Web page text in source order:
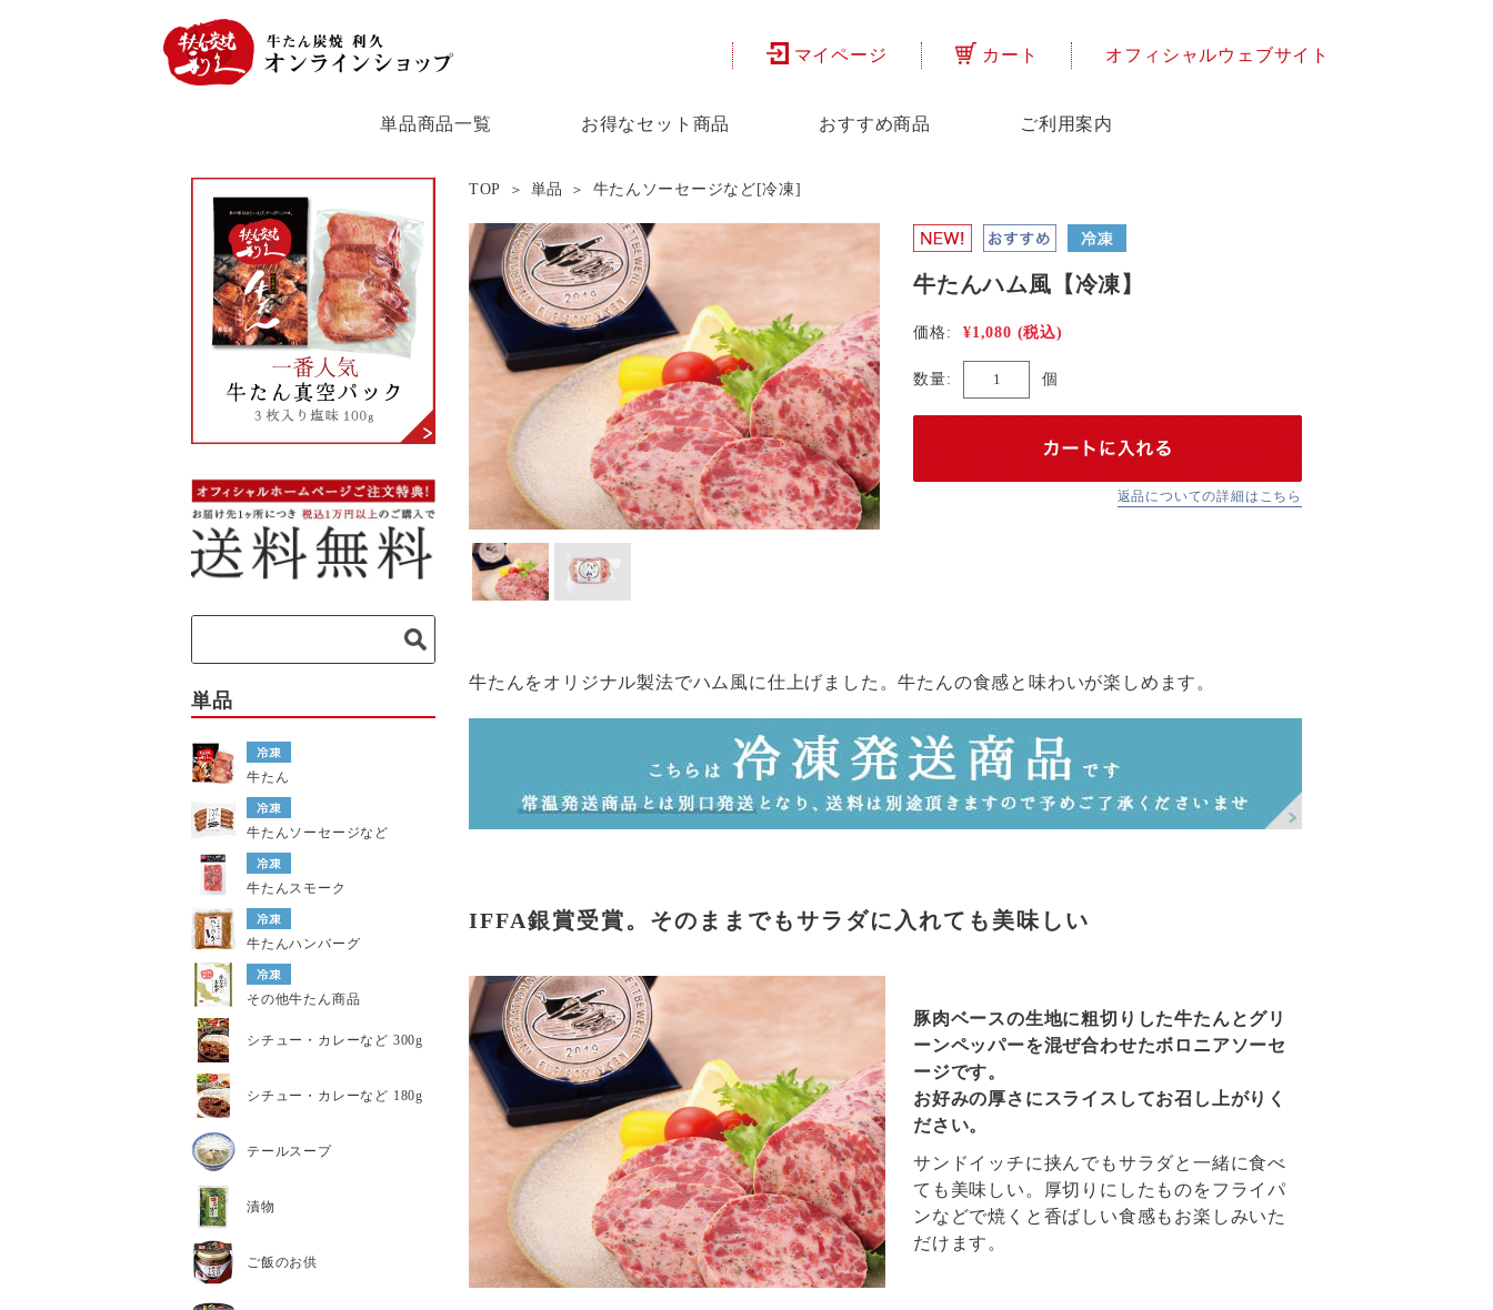
マイページ カート オフィシャルウェブサイト
単品商品一覧 お得なセット商品 おすすめ商品 ご利用案内
TOP 単品 牛たんソーセージなど[冷凍]
牛たんハム風【冷凍】
価格: ¥1,080 (税込)
数量: 個
返品についての詳細はこちら
牛たんをオリジナル製法でハム風に仕上げました。牛たんの食感と味わいが楽しめます。
IFFA銀賞受賞。そのままでもサラダに入れても美味しい
豚肉ベースの生地に粗切りした牛たんとグリ
ーンペッパーを混ぜ合わせたボロニアソーセ
ージです。
お好みの厚さにスライスしてお召し上がりく
ださい。
サンドイッチに挟んでもサラダと一緒に食べ
ても美味しい。厚切りにしたものをフライパ
ンなどで焼くと香ばしい食感もお楽しみいた
だけます。
単品
牛たん
牛たんソーセージなど
牛たんスモーク
牛たんハンバーグ
その他牛たん商品
シチュー・カレーなど 300g
シチュー・カレーなど 180g
テールスープ
漬物
ご飯のお供